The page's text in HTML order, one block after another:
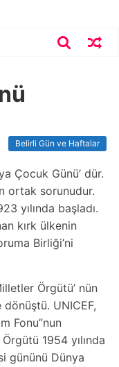
Belirli Gün ve Haftalar
Çocuk Günü’ dür.
ortak sorunudur.
yılında başladı.
kırk ülkenin
Birliği’ni
Örgütü’ nün
dönüştü. UNICEF,
Fonu”nun
1954 yılında
gününü Dünya